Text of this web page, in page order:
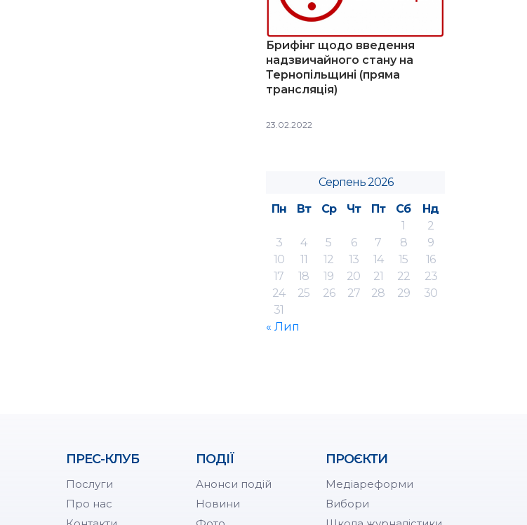
Брифінг щодо введення
надзвичайного стану на
Тернопільщині (пряма
трансляція)
23.02.2022
Серпень 2026
Пн
Вт Ср Чт Пт Сб
Нд
1
2
3
4 5 6 7 8
9
10
11 12 13 14 15
16
17
18 19 20 21 22
23
24
25 26 27 28 29
30
31
« Лип
ПРЕС-КЛУБ
Послуги
Про нас
ПОДІЇ
Анонси подій
Новини
ПРОЄКТИ
Медіареформи
Вибори